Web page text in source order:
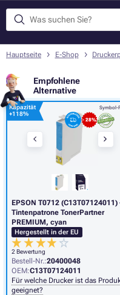
Hauptseite E-Shop
Empfohlene
Alternative
Symbol-
- 28%
Kapazität
+118%
EPSON T0712 (C13T07124011)
Tintenpatrone TonerPartner
PREMIUM, cyan
Hergestellt in der EU
2 Bewertung
Bestell-Nr.:20400048
OEM:C13T07124011
Für welche Drucker ist das
geeignet?